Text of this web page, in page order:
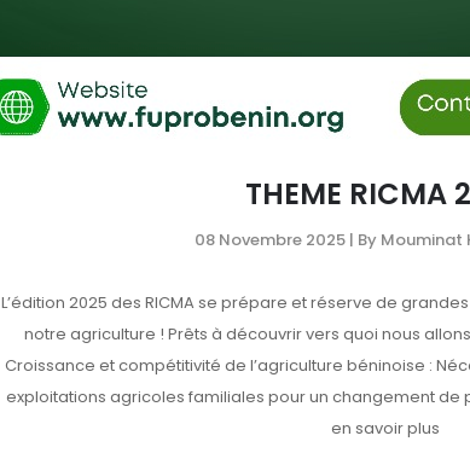
THEME RICMA
08 Novembre 2025 | By Mouminat
L’édition 2025 des RICMA se prépare et réserve de
notre agriculture ! Prêts à découvrir vers quoi nous allons
Croissance et compétitivité de l’agriculture béninoise :
exploitations agricoles familiales pour un changement de
en savoir plus